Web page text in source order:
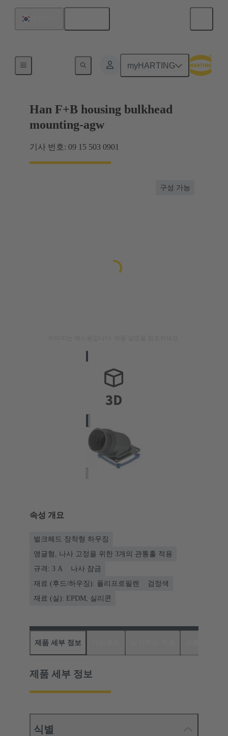
myHARTING
후드 / 하우징
Han F+B housing bulkhead
mounting-agw
기사 번호: 09 15 503 0901
구성 가능
속성 개요
벌크헤드 장착형 하우징
앵글형, 나사 고정을 위한 3개의 관통홀 적용
규격: 3 A
나사 잠금
재료 (후드/하우징): 폴리프로필렌
검정색
재료 (실): EPDM, 실리콘
제품 세부 정보
제품 세부 정보
식별